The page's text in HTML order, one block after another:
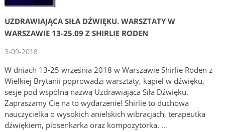
UZDRAWIAJĄCA SIŁA DŹWIĘKU. WARSZTATY W
WARSZAWIE 13-25.09 Z SHIRLIE RODEN
3-09-2018
W dniach 13-25 września 2018 w Warszawie Shirlie Roden z
Wielkiej Brytanii poprowadzi warsztaty, kąpiel w dźwięku,
sesje pod wspólną nazwą Uzdrawiająca Siła Dźwięku.
Zapraszamy Cię na to wydarzenie! Shirlie to duchowa
nauczycielka o wysokich anielskich wibracjach, terapeutka
dźwiękiem, piosenkarka oraz kompozytorka. …